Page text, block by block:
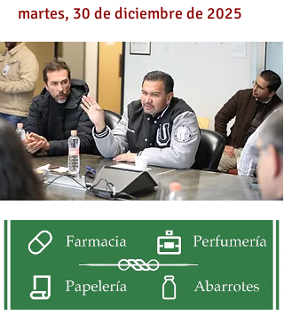
martes, 30 de diciembre de 2025